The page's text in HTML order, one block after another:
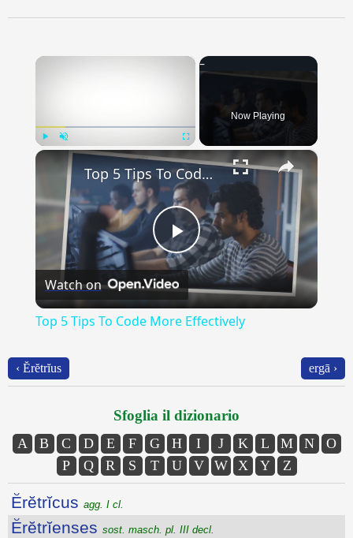
×
Unmute Fullscreen
Now Playing
×
Play
Video
Top 5 Tips To Code More Effectively
Watch on
Top 5 Tips To Code More Effectively
‹ Ĕrĕtrĭus ergā ›
Sfoglia il dizionario
A B C D E F G H I J K L M N
O
P
Q R S T U V W X Y Z
Ĕrĕtrĭcus agg. I cl.
Ĕrĕtrĭenses sost. masch. pl. III decl.